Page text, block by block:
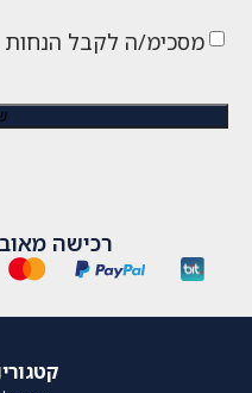
מסכימ/ה לקבל הנחות
רכישה